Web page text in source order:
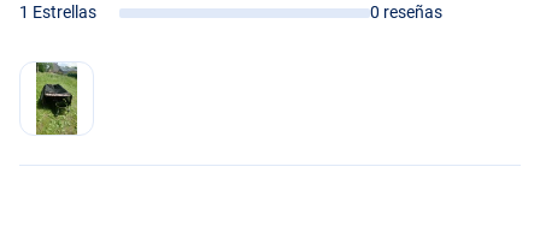
1 Estrellas
0 reseñas